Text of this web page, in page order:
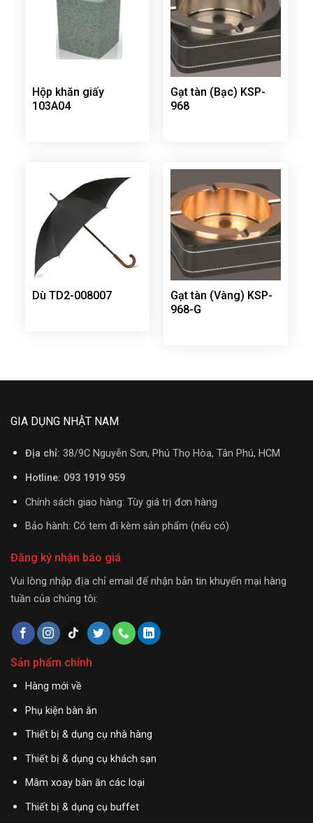
Hộp khăn giấy
103A04
Gạt tàn (Bạc) KSP-
968
Dù TD2-008007
Gạt tàn (Vàng) KSP-
968-G
GIA DỤNG NHẬT NAM
Địa chỉ: 38/9C Nguyễn Sơn, Phú Thọ Hòa, Tân Phú, HCM
Hotline: 093 1919 959
Chính sách giao hàng: Tùy giá trị đơn hàng
Bảo hành: Có tem đi kèm sản phẩm (nếu có)
Đăng ký nhận báo giá
Vui lòng nhập địa chỉ email để nhận bản tin khuyến mại hàng
tuần của chúng tôi:
Sản phẩm chính
Hàng mới về
Phụ kiện bàn ăn
Thiết bị & dụng cụ nhà hàng
Thiết bị & dụng cụ khách sạn
Mâm xoay bàn ăn các loại
Thiết bị & dụng cụ buffet